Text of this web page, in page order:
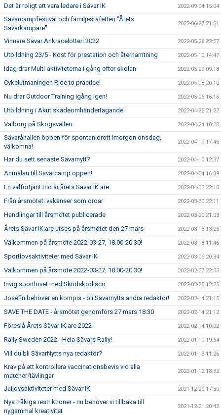
Det är roligt att vara ledare i Sävar IK 2022-09-04 15:04
Sävarcampfestival och familjestafetten "Årets
Sävarkampare"
2022-06-27 21:51
Vinnare Sävar Ankracelotteri 2022 2022-05-28 22:57
Utbildning 23/5 - Kost för prestation och återhämtning 2022-05-10 14:47
Idag drar Multi-aktiviteterna i gång efter skolan 2022-05-09 09:18
Cykelutmaningen Ride to practice! 2022-05-08 20:10
Nu drar Outdoor Training igång igen! 2022-05-06 16:16
Utbildning i Akut skadeomhändertagande 2022-04-25 21:22
Valborg på Skogsvallen 2022-04-24 10:38
Sävaråhallen öppen för spontanidrott imorgon onsdag,
välkomna!
2022-04-19 17:46
Har du sett senaste Sävarnytt? 2022-04-10 12:37
Anmälan till Sävarcamp öppen! 2022-04-04 16:39
En välförtjänt trio är årets Sävar IK:are 2022-04-03 22:10
Från årsmötet: vakanser som oroar 2022-03-30 22:11
Handlingar till årsmötet publicerade 2022-03-20 21:03
Årets Sävar IK:are utses på årsmötet den 27 mars 2022-03-18 13:25
Välkommen på årsmöte 2022-03-27, 18.00-20.30! 2022-03-18 11:46
Sportlovsaktiviteter med Sävar IK 2022-03-06 20:34
Välkommen på årsmöte 2022-03-27, 18.00-20.30! 2022-02-27 22:33
Invig sportlovet med Skridskodisco 2022-02-25 12:25
Josefin behöver en kompis - bli Sävarnytts andra redaktör! 2022-02-14 21:15
SAVE THE DATE - årsmötet genomförs 27 mars 18.30 2022-02-14 21:12
Föreslå Årets Sävar IK:are 2022 2022-02-14 10:02
Rally Sweden 2022 - Hela Sävars Rally! 2022-01-19 19:54
Vill du bli SävarNytts nya redaktör? 2022-01-13 11:26
Krav på att kontrollera vaccinationsbevis vid alla
matcher/tävlingar
2022-01-12 18:32
Jullovsaktiviteter med Sävar IK 2021-12-29 17:30
Nya tråkiga restriktioner - nu behöver vi tillbaka till
nygammal kreativitet
2021-12-21 20:42